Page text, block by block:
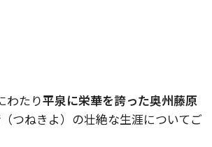
わたり平泉に栄華を誇った奥州藤原
（つねきよ）の壮絶な生涯についてご